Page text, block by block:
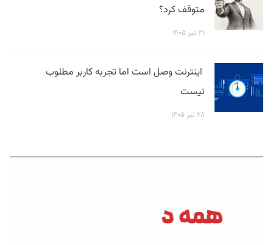
متوقف کرد؟
۳۱ تیر ۱۴۰۵
اینترنت وصل است اما تجربه کاربر مطلوب
نیست
۲۸ تیر ۱۴۰۵